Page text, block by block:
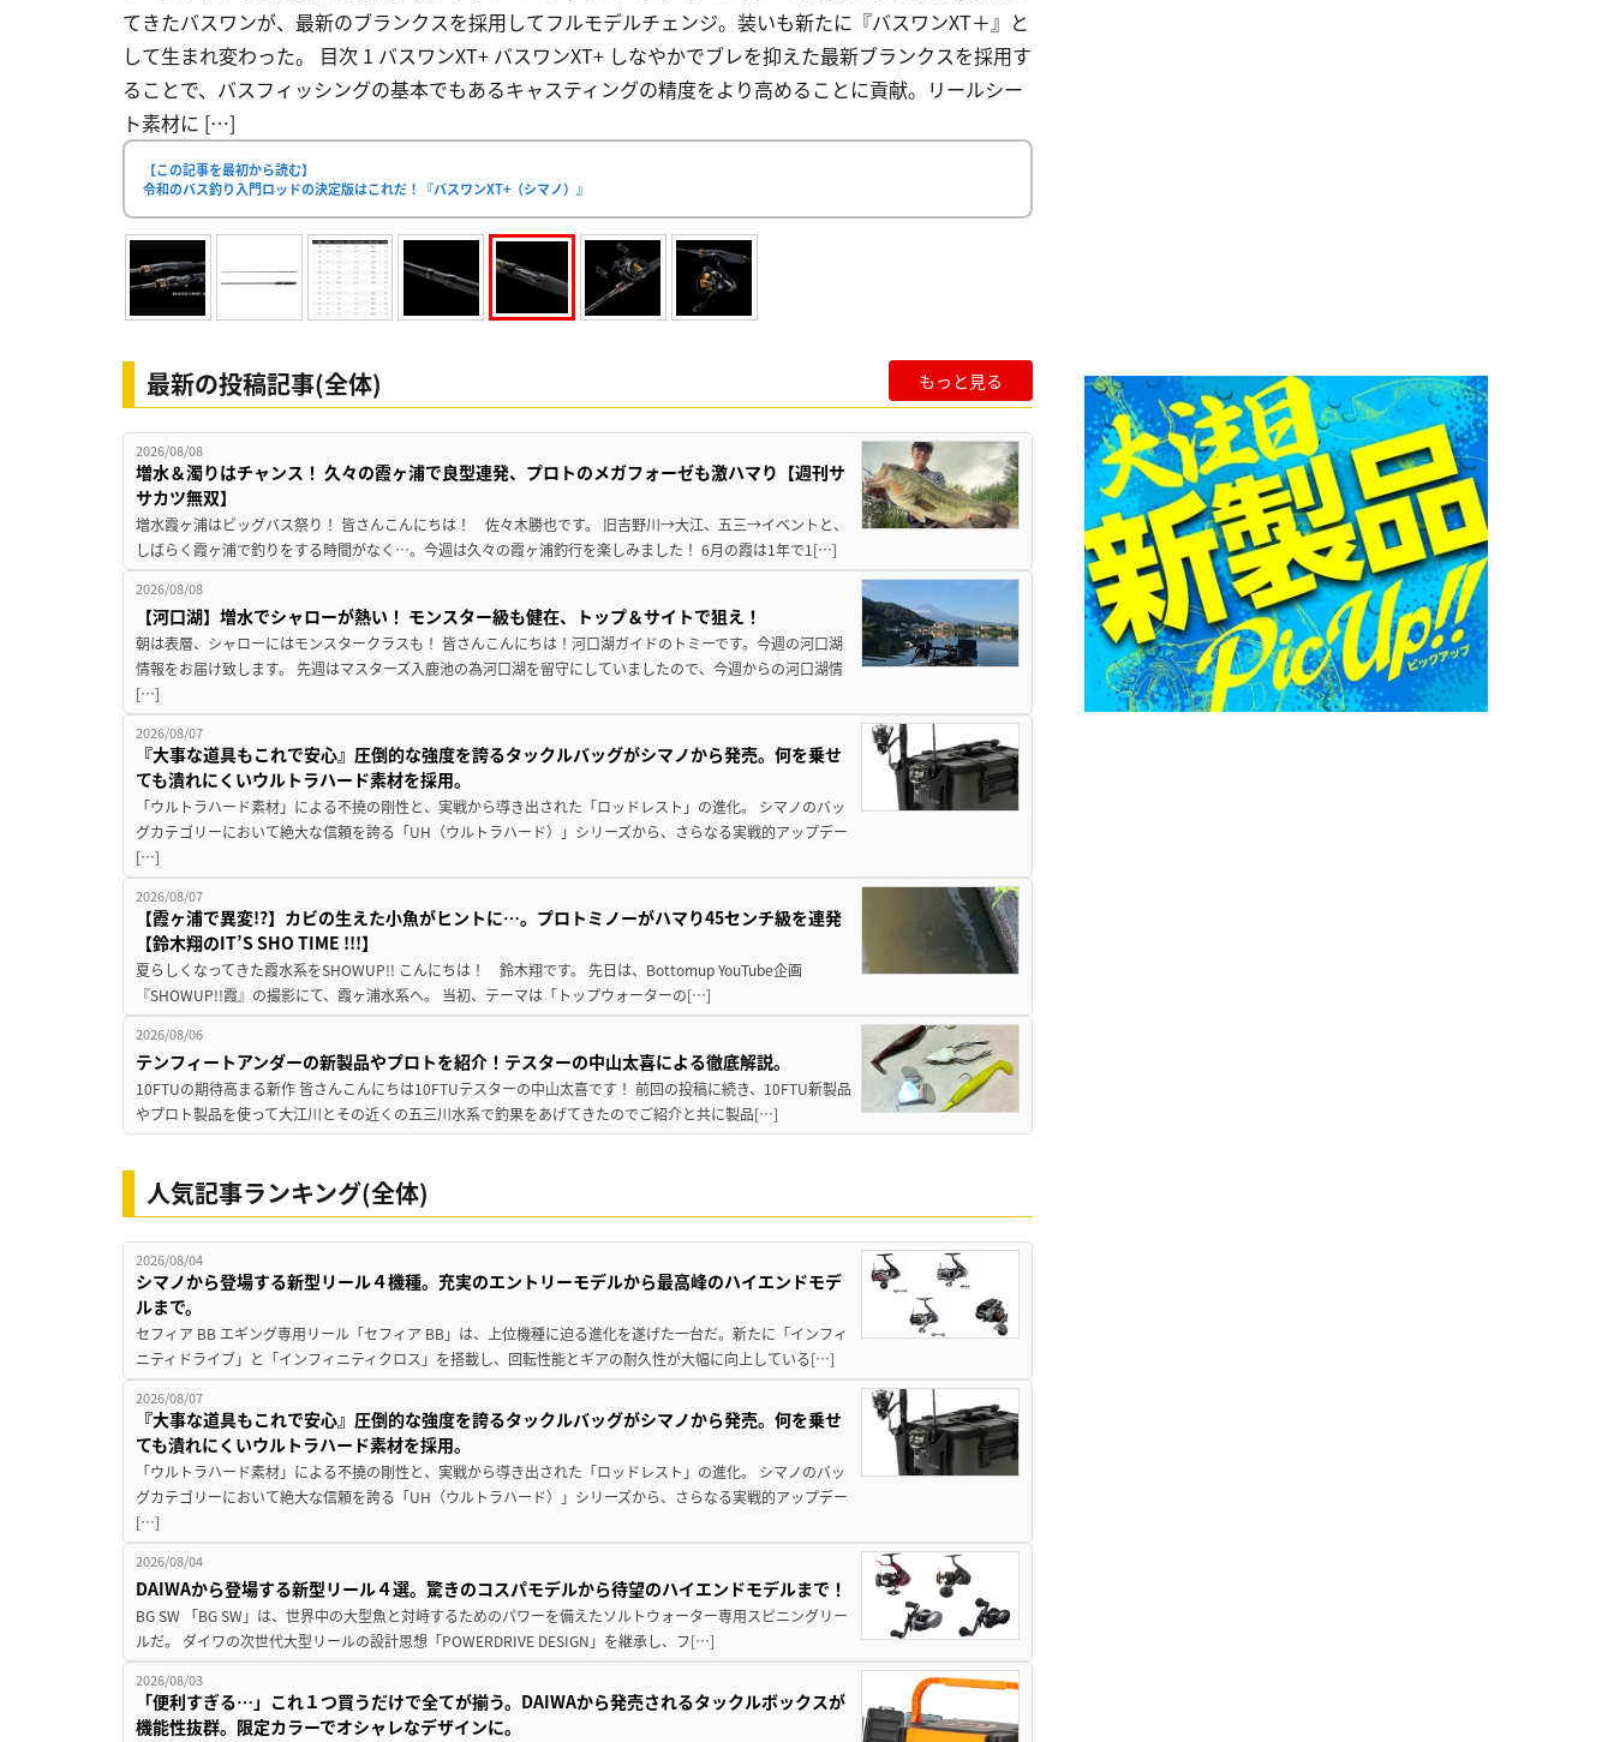
てきたバスワンが、最新のブランクスを採用してフルモデルチェンジ。装いも新たに『バスワンXT＋』と
して生まれ変わった。 目次 1 バスワンXT+ バスワンXT+ しなやかでブレを抑えた最新ブランクスを採用す
ることで、バスフィッシングの基本でもあるキャスティングの精度をより高めることに貢献。リールシー
ト素材に […]
【この記事を最初から読む】
令和のバス釣り入門ロッドの決定版はこれだ！『バスワンXT+（シマノ）』
最新の投稿記事(全体) もっと見る
2026/08/08
増水＆濁りはチャンス！ 久々の霞ヶ浦で良型連発、プロトのメガフォーゼも激ハマり【週刊サ
サカツ無双】
増水霞ヶ浦はビッグバス祭り！ 皆さんこんにちは！ 佐々木勝也です。 旧吉野川→大江、五三→イベントと、
しばらく霞ヶ浦で釣りをする時間がなく…。今週は久々の霞ヶ浦釣行を楽しみました！ 6月の霞は1年で1[…]
2026/08/08
【河口湖】増水でシャローが熱い！ モンスター級も健在、トップ＆サイトで狙え！
朝は表層、シャローにはモンスタークラスも！ 皆さんこんにちは！河口湖ガイドのトミーです。今週の河口湖
情報をお届け致します。 先週はマスターズ入鹿池の為河口湖を留守にしていましたので、今週からの河口湖情
[…]
2026/08/07
『大事な道具もこれで安心』圧倒的な強度を誇るタックルバッグがシマノから発売。何を乗せ
ても潰れにくいウルトラハード素材を採用。
「ウルトラハード素材」による不撓の剛性と、実戦から導き出された「ロッドレスト」の進化。 シマノのバッ
グカテゴリーにおいて絶大な信頼を誇る「UH（ウルトラハード）」シリーズから、さらなる実戦的アップデー
[…]
2026/08/07
【霞ヶ浦で異変!?】カビの生えた小魚がヒントに…。プロトミノーがハマり45センチ級を連発
【鈴木翔のIT’S SHO TIME !!!】
夏らしくなってきた霞水系をSHOWUP!! こんにちは！ 鈴木翔です。 先日は、Bottomup YouTube企画
『SHOWUP!!霞』の撮影にて、霞ヶ浦水系へ。 当初、テーマは「トップウォーターの[…]
2026/08/06
テンフィートアンダーの新製品やプロトを紹介！テスターの中山太喜による徹底解説。
10FTUの期待高まる新作 皆さんこんにちは10FTUテスターの中山太喜です！ 前回の投稿に続き、10FTU新製品
やプロト製品を使って大江川とその近くの五三川水系で釣果をあげてきたのでご紹介と共に製品[…]
人気記事ランキング(全体)
2026/08/04
シマノから登場する新型リール４機種。充実のエントリーモデルから最高峰のハイエンドモデ
ルまで。
セフィア BB エギング専用リール「セフィア BB」は、上位機種に迫る進化を遂げた一台だ。新たに「インフィ
ニティドライブ」と「インフィニティクロス」を搭載し、回転性能とギアの耐久性が大幅に向上している[…]
2026/08/07
『大事な道具もこれで安心』圧倒的な強度を誇るタックルバッグがシマノから発売。何を乗せ
ても潰れにくいウルトラハード素材を採用。
「ウルトラハード素材」による不撓の剛性と、実戦から導き出された「ロッドレスト」の進化。 シマノのバッ
グカテゴリーにおいて絶大な信頼を誇る「UH（ウルトラハード）」シリーズから、さらなる実戦的アップデー
[…]
2026/08/04
DAIWAから登場する新型リール４選。驚きのコスパモデルから待望のハイエンドモデルまで！
BG SW 「BG SW」は、世界中の大型魚と対峙するためのパワーを備えたソルトウォーター専用スピニングリー
ルだ。 ダイワの次世代大型リールの設計思想「POWERDRIVE DESIGN」を継承し、フ[…]
2026/08/03
「便利すぎる…」これ１つ買うだけで全てが揃う。DAIWAから発売されるタックルボックスが
機能性抜群。限定カラーでオシャレなデザインに。